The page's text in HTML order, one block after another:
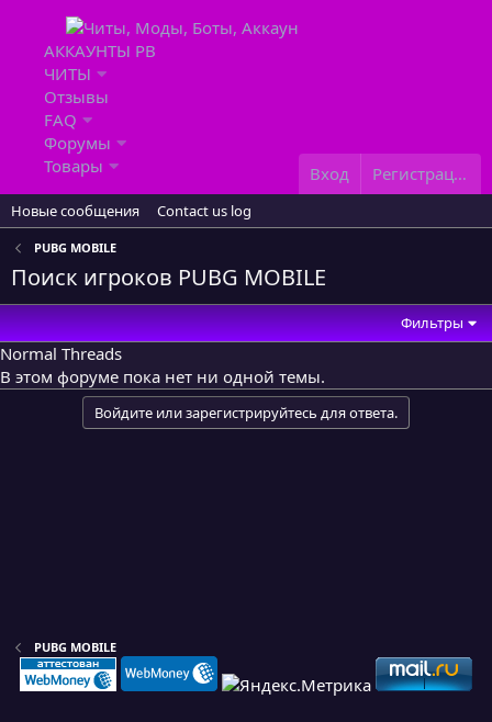
АККАУНТЫ PB
ЧИТЫ
Отзывы
FAQ
Форумы
Товары
Вход Регистрация
Новые сообщения Contact us log
PUBG MOBILE
Поиск игроков PUBG MOBILE
Фильтры
Normal Threads
В этом форуме пока нет ни одной темы.
Войдите или зарегистрируйтесь для ответа.
PUBG MOBILE